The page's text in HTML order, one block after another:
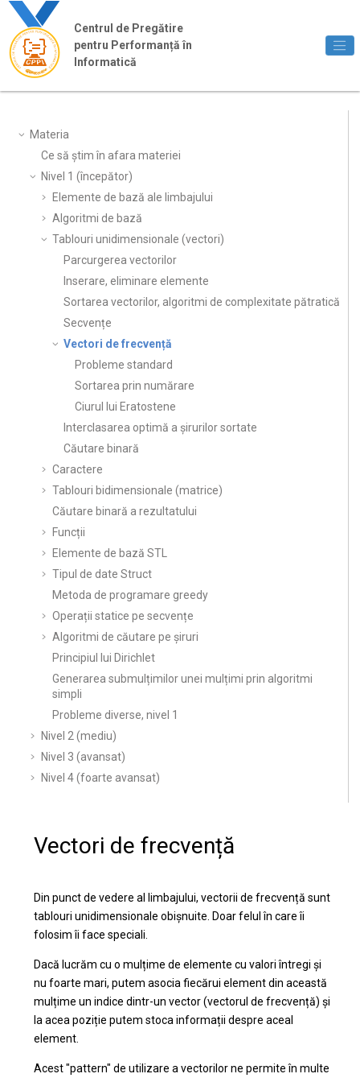
Jump to main content
Centrul de Pregătire
pentru Performanță în
Informatică
Materia
Ce să știm în afara materiei
Nivel 1 (începător)
Elemente de bază ale limbajului
Algoritmi de bază
Tablouri unidimensionale (vectori)
Parcurgerea vectorilor
Inserare, eliminare elemente
Sortarea vectorilor, algoritmi de complexitate pătratică
Secvențe
Vectori de frecvență
Probleme standard
Sortarea prin numărare
Ciurul lui Eratostene
Interclasarea optimă a șirurilor sortate
Căutare binară
Caractere
Tablouri bidimensionale (matrice)
Căutare binară a rezultatului
Funcții
Elemente de bază STL
Tipul de date Struct
Metoda de programare greedy
Operații statice pe secvențe
Algoritmi de căutare pe șiruri
Principiul lui Dirichlet
Generarea submulțimilor unei mulțimi prin algoritmi
simpli
Probleme diverse, nivel 1
Nivel 2 (mediu)
Nivel 3 (avansat)
Nivel 4 (foarte avansat)
Vectori de frecvență
Din punct de vedere al limbajului, vectorii de frecvență sunt
tablouri unidimensionale obișnuite. Doar felul în care îi
folosim îi face speciali.
Dacă lucrăm cu o mulțime de elemente cu valori întregi și
nu foarte mari, putem asocia fiecărui element din această
mulțime un indice dintr-un vector (vectorul de frecvență) și
la acea poziție putem stoca informații despre aceal
element.
Acest "pattern" de utilizare a vectorilor ne permite în multe